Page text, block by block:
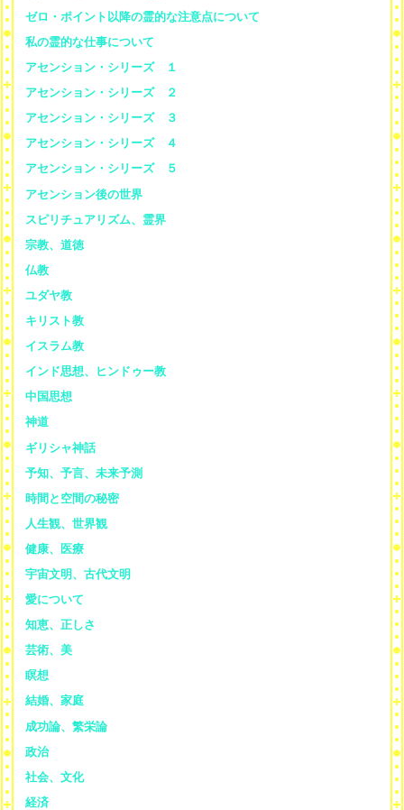
ゼロ・ポイント以降の霊的な注意点について
私の霊的な仕事について
アセンション・シリーズ １
アセンション・シリーズ ２
アセンション・シリーズ ３
アセンション・シリーズ ４
アセンション・シリーズ ５
アセンション後の世界
スピリチュアリズム、霊界
宗教、道徳
仏教
ユダヤ教
キリスト教
イスラム教
インド思想、ヒンドゥー教
中国思想
神道
ギリシャ神話
予知、予言、未来予測
時間と空間の秘密
人生観、世界観
健康、医療
宇宙文明、古代文明
愛について
知恵、正しさ
芸術、美
瞑想
結婚、家庭
成功論、繁栄論
政治
社会、文化
経済